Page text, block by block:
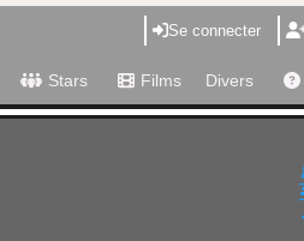
Se connecter
Stars Films Divers